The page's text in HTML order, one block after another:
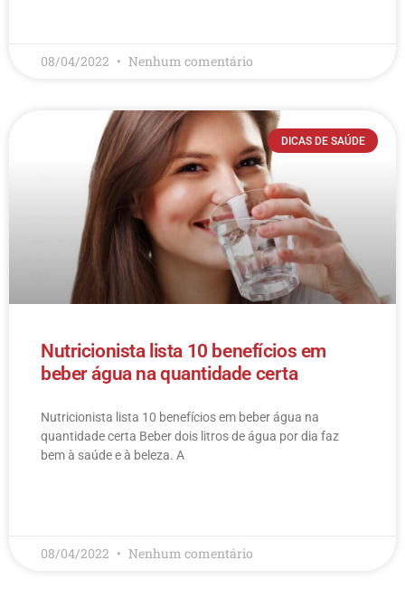
08/04/2022 Nenhum comentário
DICAS DE SAÚDE
Nutricionista lista 10 benefícios em
beber água na quantidade certa
Nutricionista lista 10 benefícios em beber água na
quantidade certa Beber dois litros de água por dia faz
bem à saúde e à beleza. A
08/04/2022 Nenhum comentário